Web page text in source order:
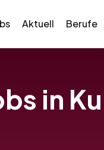
Aktuell Berufe
in